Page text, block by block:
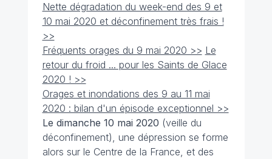
Nette dégradation du week-end des 9 et
10 mai 2020 et déconfinement très frais !
>>
Fréquents orages du 9 mai 2020 >> Le
retour du froid ... pour les Saints de Glace
2020 ! >>
Orages et inondations des 9 au 11 mai
2020 : bilan d'un épisode exceptionnel >>
Le dimanche 10 mai 2020 (veille du
déconfinement), une dépression se forme
alors sur le Centre de la France, et des